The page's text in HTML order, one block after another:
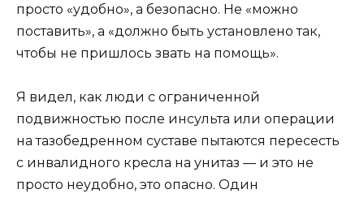
просто «удобно», а безопасно. Не «можно
поставить», а «должно быть установлено так,
чтобы не пришлось звать на помощь».
Я видел, как люди с ограниченной
подвижностью после инсульта или операции
на тазобедренном суставе пытаются пересесть
с инвалидного кресла на унитаз — и это не
просто неудобно, это опасно. Один